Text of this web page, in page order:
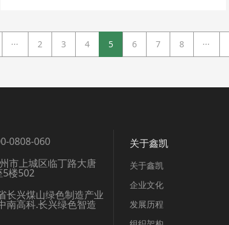
... 2 3 4 5 6 7 8 ...
0808-060
市上城区临丁路大唐
5楼502
长兴煤山绿色制造产业
南高科.长兴绿色智造
关于鑫凯
关于鑫凯
企业文化
发展历程